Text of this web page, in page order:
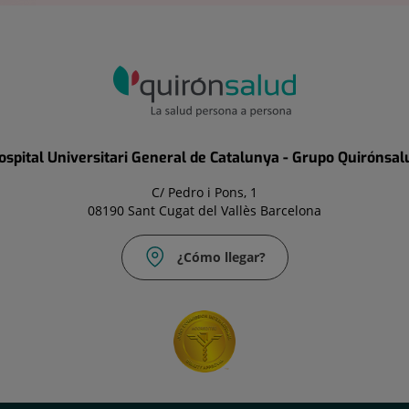
Universitari General de Catalunya - Grupo
C/ Pedro i Pons, 1
08190 Sant Cugat del Vallès Barcelona
¿Cómo llegar?